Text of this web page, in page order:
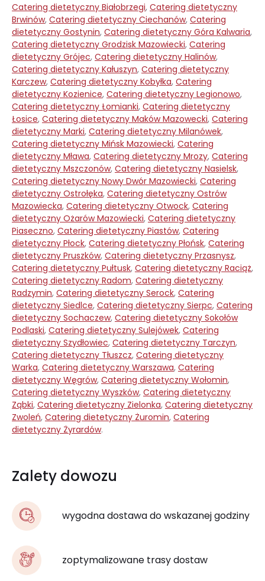
Catering dietetyczny Białobrzegi, Catering dietetyczny
Brwinów, Catering dietetyczny Ciechanów, Catering
dietetyczny Gostynin, Catering dietetyczny Góra Kalwaria,
Catering dietetyczny Grodzisk Mazowiecki, Catering
dietetyczny Grójec, Catering dietetyczny Halinów,
Catering dietetyczny Kałuszyn, Catering dietetyczny
Karczew, Catering dietetyczny Kobyłka, Catering
dietetyczny Kozienice, Catering dietetyczny Legionowo,
Catering dietetyczny Łomianki, Catering dietetyczny
Łosice, Catering dietetyczny Maków Mazowecki, Catering
dietetyczny Marki, Catering dietetyczny Milanówek,
Catering dietetyczny Mińsk Mazowiecki, Catering
dietetyczny Mława, Catering dietetyczny Mrozy, Catering
dietetyczny Mszczonów, Catering dietetyczny Nasielsk,
Catering dietetyczny Nowy Dwór Mazowiecki, Catering
dietetyczny Ostrołęka, Catering dietetyczny Ostrów
Mazowiecka, Catering dietetyczny Otwock, Catering
dietetyczny Ożarów Mazowiecki, Catering dietetyczny
Piaseczno, Catering dietetyczny Piastów, Catering
dietetyczny Płock, Catering dietetyczny Płońsk, Catering
dietetyczny Pruszków, Catering dietetyczny Przasnysz,
Catering dietetyczny Pułtusk, Catering dietetyczny Raciąż,
Catering dietetyczny Radom, Catering dietetyczny
Radzymin, Catering dietetyczny Serock, Catering
dietetyczny Siedlce, Catering dietetyczny Sierpc, Catering
dietetyczny Sochaczew, Catering dietetyczny Sokołów
Podlaski, Catering dietetyczny Sulejówek, Catering
dietetyczny Szydłowiec, Catering dietetyczny Tarczyn,
Catering dietetyczny Tłuszcz, Catering dietetyczny
Warka, Catering dietetyczny Warszawa, Catering
dietetyczny Węgrów, Catering dietetyczny Wołomin,
Catering dietetyczny Wyszków, Catering dietetyczny
Ząbki, Catering dietetyczny Zielonka, Catering dietetyczny
Zwoleń, Catering dietetyczny Żuromin, Catering
dietetyczny Żyrardów.
Zalety dowozu
wygodna dostawa do wskazanej godziny
zoptymalizowane trasy dostaw